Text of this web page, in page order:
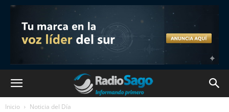
Inicio Noticia del Día